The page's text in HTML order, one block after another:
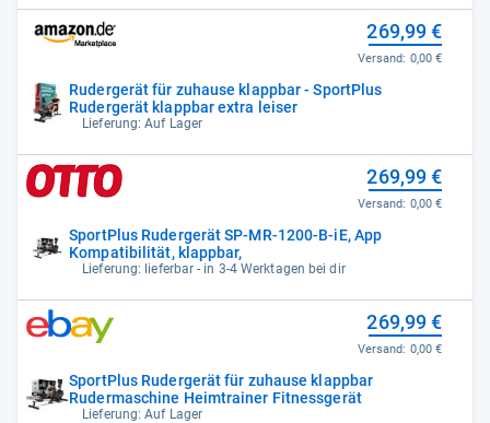
Rudergerät für zuhause klappbar - SportPlus
Rudergerät klappbar extra leiser
Lieferung: Auf Lager
269,99 €
Versand: 0,00 €
SportPlus Rudergerät SP-MR-1200-B-iE, App
Kompatibilität, klappbar,
Lieferung: lieferbar - in 3-4 Werktagen bei dir
269,99 €
Versand: 0,00 €
SportPlus Rudergerät für zuhause klappbar
Rudermaschine Heimtrainer Fitnessgerät
Lieferung: Auf Lager
269,99 €
Versand: 0,00 €